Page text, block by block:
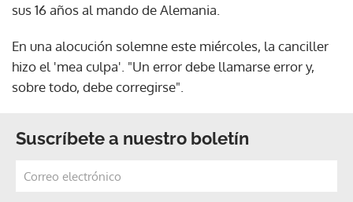
sus 16 años al mando de Alemania.
En una alocución solemne este miércoles, la canciller
hizo el 'mea culpa'. "Un error debe llamarse error y,
sobre todo, debe corregirse".
Suscríbete a nuestro boletín